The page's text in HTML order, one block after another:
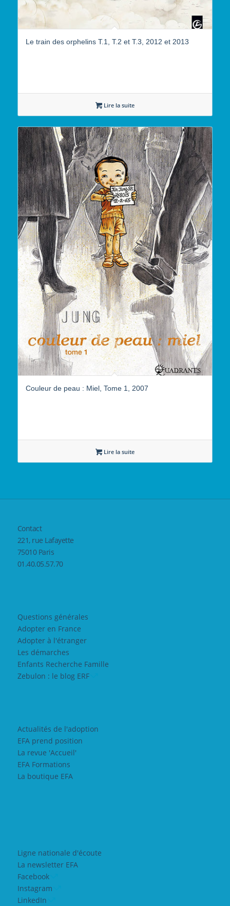
Le train des orphelins T.1, T.2 et T.3, 2012 et 2013
Lire la suite
Couleur de peau : Miel, Tome 1, 2007
Lire la suite
Contact
221, rue Lafayette
75010 Paris
01.40.05.57.70
Questions générales
Adopter en France
Adopter à l'étranger
Les démarches
Enfants Recherche Famille
Zebulon : le blog ERF
Actualités de l'adoption
EFA prend position
La revue 'Accueil'
EFA Formations
La boutique EFA
Ligne nationale d'écoute
La newsletter EFA
Facebook
Instagram
LinkedIn